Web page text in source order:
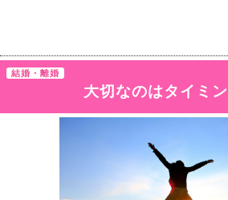
結婚・離婚
大切なのはタイミ